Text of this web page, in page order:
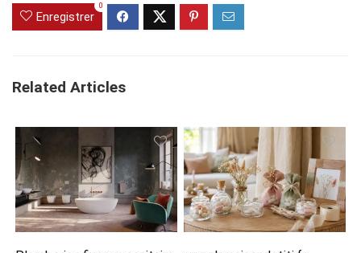
Enregistrer
0
Related Articles